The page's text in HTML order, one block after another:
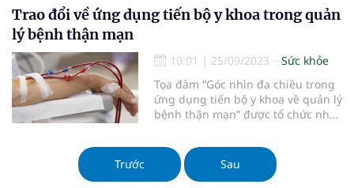
trong những quốc gia sẽ tham gia
thử nghiệm tiêm vaccine của Nhật
4 tuýp virus gây bệnh.
Trao đổi về ứng dụng tiến bộ y khoa trong quản
lý bệnh thận mạn
10:01 | 25/09/2023
Sức khỏe
Tọa đàm “Góc nhìn đa chiều trong
ứng dụng tiến bộ y khoa về quản lý
bệnh thận mạn” được tổ chức như
định hướng cũng như cách ứng
dụng kết quả các nghiên cứu lâm
sàng và kinh tế y tế vào công tác
Trước Sau